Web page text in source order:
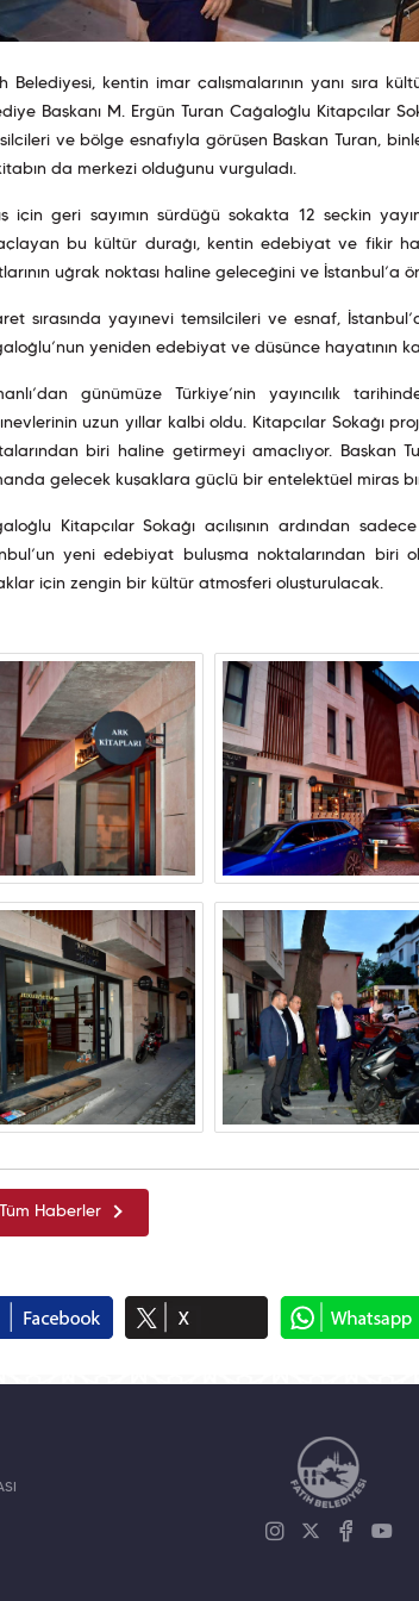
Belediyesi, kentin imar çalışmalarının yanı sıra
Başkanı M. Ergün Turan Cağaloğlu Kitapçılar
ve bölge esnafıyla görüşen Başkan Turan,
da merkezi olduğunu vurguladı.
için geri sayımın sürdüğü sokakta 12 seçkin
bu kültür durağı, kentin edebiyat ve fikir
uğrak noktası haline geleceğini ve İstanbul’a
sırasında yayınevi temsilcileri ve esnaf,
yeniden edebiyat ve düşünce hayatının
günümüze Türkiye’nin yayıncılık
uzun yıllar kalbi oldu. Kitapçılar Sokağı
biri haline getirmeyi amaçlıyor. Başkan
gelecek kuşaklara güçlü bir entelektüel miras
Kitapçılar Sokağı açılışının ardından
yeni edebiyat buluşma noktalarından
için zengin bir kültür atmosferi oluşturulacak.
Tüm Haberler